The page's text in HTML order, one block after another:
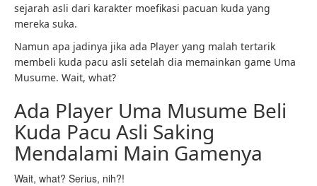
sejarah asli dari karakter moefikasi pacuan kuda yang
mereka suka.
Namun apa jadinya jika ada Player yang malah tertarik
membeli kuda pacu asli setelah dia memainkan game Uma
Musume. Wait, what?
Ada Player Uma Musume Beli
Kuda Pacu Asli Saking
Mendalami Main Gamenya
Wait, what? Serius, nih?!